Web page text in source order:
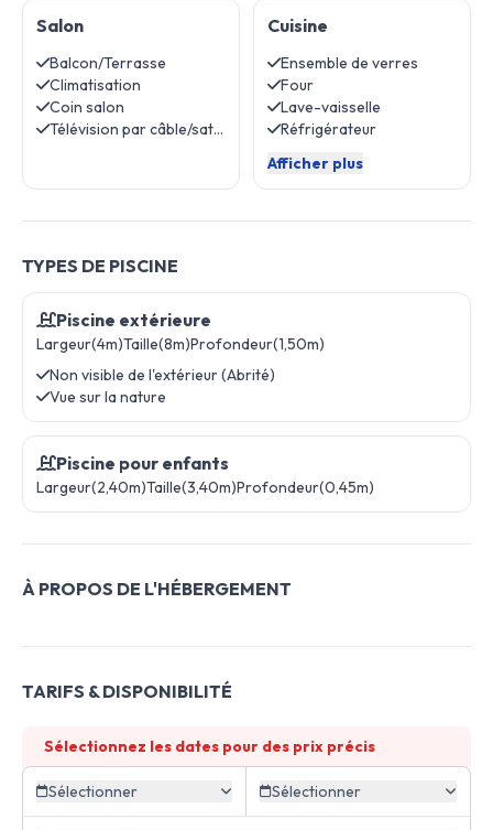
Salon
Balcon/Terrasse
Climatisation
Coin salon
Télévision par câble/satellite
Cuisine
Ensemble de verres
Four
Lave-vaisselle
Réfrigérateur
Afficher plus
TYPES DE PISCINE
Piscine extérieure
Largeur(4m)Taille(8m)Profondeur(1,50m)
Non visible de l'extérieur (Abrité)
Vue sur la nature
Piscine pour enfants
Largeur(2,40m)Taille(3,40m)Profondeur(0,45m)
À PROPOS DE L'HÉBERGEMENT
TARIFS & DISPONIBILITÉ
Sélectionnez les dates pour des prix précis
Sélectionner Sélectionner